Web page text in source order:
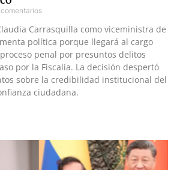
Carrasquilla como viceministra de
política porque llegará al cargo
penal por presuntos delitos
por la Fiscalía. La decisión despertó
sobre la credibilidad institucional del
ciudadana.